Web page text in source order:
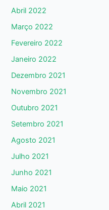
Abril 2022
Março 2022
Fevereiro 2022
Janeiro 2022
Dezembro 2021
Novembro 2021
Outubro 2021
Setembro 2021
Agosto 2021
Julho 2021
Junho 2021
Maio 2021
Abril 2021